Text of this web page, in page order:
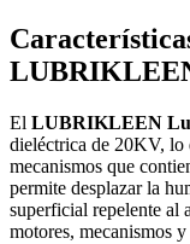
El LUBRIKLEEN
dieléctrica de 20KV, lo
mecanismos que
permite desplazar la
superficial repelente al
motores, mecanismos